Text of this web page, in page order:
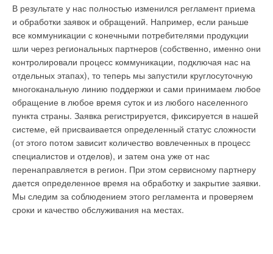
В результате у нас полностью изменился регламент приема
и обработки заявок и обращений. Например, если раньше
все коммуникации с конечными потребителями продукции
шли через региональных партнеров (собственно, именно они
контролировали процесс коммуникации, подключая нас на
отдельных этапах), то теперь мы запустили круглосуточную
многоканальную линию поддержки и сами принимаем любое
обращение в любое время суток и из любого населенного
пункта страны. Заявка регистрируется, фиксируется в нашей
системе, ей присваивается определенный статус сложности
(от этого потом зависит количество вовлеченных в процесс
специалистов и отделов), и затем она уже от нас
перенаправляется в регион. При этом сервисному партнеру
дается определенное время на обработку и закрытие заявки.
Мы следим за соблюдением этого регламента и проверяем
сроки и качество обслуживания на местах.
испарения воды является разница давлений между
давлением насыщенного пара рн и парциальным давлением
пара рп.
Также необходимо учитывать волнение и движение воды.
Для этого в формулу Дальтона вводится эмпирический
коэффициент от 5 до 35 [2]:
гдеe— эмпирический коэффициент, принимаемый равным
5 (поверхность воды в спокойном состоянии), 15 (частный
бассейн небольшой площади), 20 (общественный бассейн),
28 (бассейн в аквапарке) или 35 (бассейн с искусственными
волнами);А — площадь зеркала воды, м2;р п— парциальное
давление пара,рп= 22,7 ГПа;р н— давление насыщенного
что делает их инвестиционно-привлекательными. Также
отметим, что система на базе ТН в меньшей степени зависит
от колебания цен на топливо и газ. Такая система не
производит вредных выбросов и потому не подпадает под
выплаты за негативное воздействие на окружающую среду.
2. ТН отличаются высокой надёжностью, взрыво- и
пожаробезопасностью и длительным сроком эксплуатации.
Срок службы ТН до замены или капитального ремонта
составляет от 15 до 25 лет в зависимости от условий
эксплуатации. Также за счёт высокой надёжности ТН требуют
гораздо меньше затрат на текущий ремонт и обслуживание,
чем традиционные системы.
3. В системах на базе ТН применяется современная
автоматика, позволяющая пользователю настраивать